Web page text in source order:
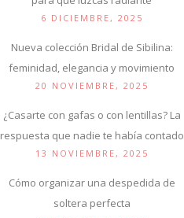
6 DICIEMBRE, 2025
Nueva colección Bridal de Sibilina:
feminidad, elegancia y movimiento
20 NOVIEMBRE, 2025
¿Casarte con gafas o con lentillas? La
respuesta que nadie te había contado
13 NOVIEMBRE, 2025
Cómo organizar una despedida de
soltera perfecta